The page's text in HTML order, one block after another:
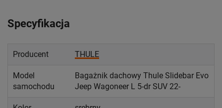
Specyfikacja
Producent THULE
Model
samochodu
Bagażnik dachowy Thule Slidebar Evo
Jeep Wagoneer L 5-dr SUV 22-